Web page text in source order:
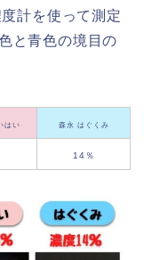
計を使って測定
と青色の境目の
はい 森永 はぐくみ
14％